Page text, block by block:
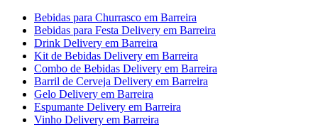
Bebidas para Churrasco em Barreira
Bebidas para Festa Delivery em Barreira
Drink Delivery em Barreira
Kit de Bebidas Delivery em Barreira
Combo de Bebidas Delivery em Barreira
Barril de Cerveja Delivery em Barreira
Gelo Delivery em Barreira
Espumante Delivery em Barreira
Vinho Delivery em Barreira